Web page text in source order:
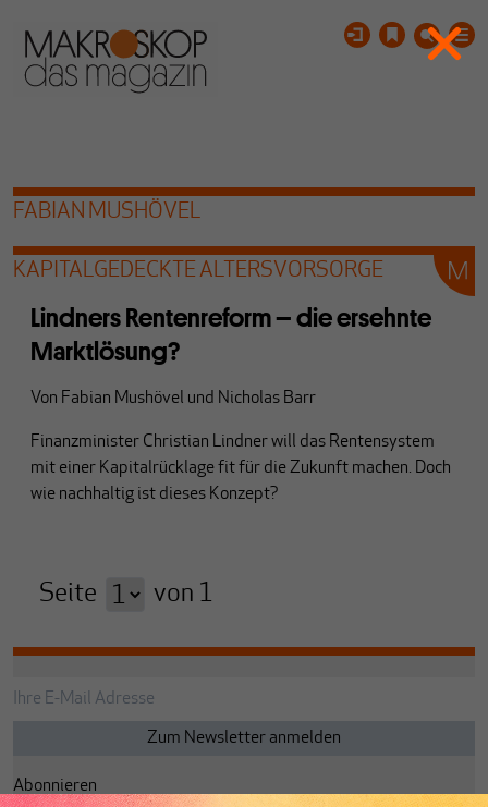
FABIAN MUSHÖVEL
KAPITALGEDECKTE ALTERSVORSORGE
Lindners Rentenreform – die ersehnte
Marktlösung?
Von Fabian Mushövel und Nicholas Barr
Finanzminister Christian Lindner will das Rentensystem
mit einer Kapitalrücklage fit für die Zukunft machen. Doch
wie nachhaltig ist dieses Konzept?
Seite von 1
Abonnieren